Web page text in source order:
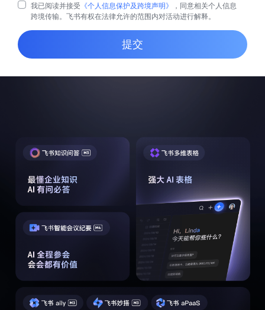
我已阅读并接受 《个人信息保护及跨境声明》
，同意相关个人信息
跨境传输。飞书有权在法律允许的范围内对活动进行解释。
提交